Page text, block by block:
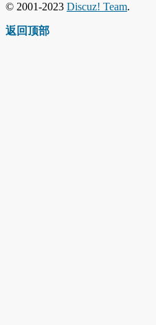
© 2001-2023 Discuz! Team.
返回顶部